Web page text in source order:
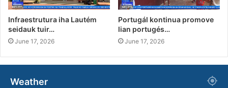
Infraestrutura iha Lautém
seidauk tuir…
June 17, 2026
Portugál kontinua promove
lian portugés…
June 17, 2026
Weather